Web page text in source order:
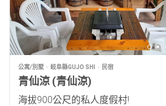
公寓/別墅 岐阜縣GUJO SHI 民宿
青仙涼 (青仙涼)
海拔900公尺的私人度假村!